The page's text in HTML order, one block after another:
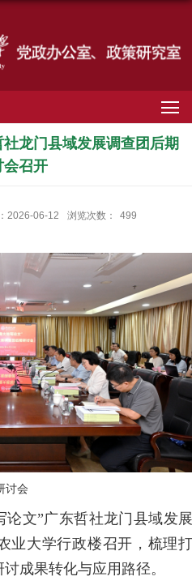
龙门县域发展调查团后期
会召开
2026-06-12 浏览次数： 499
讨会
论文”广东哲社龙门县域发展
业大学行政楼召开，梳理打
成果转化与应用路径。